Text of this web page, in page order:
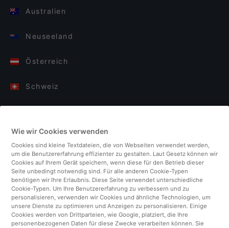
Australien
Neuseeland
Österreich
Schweiz
Italien
Finnland
Vereinigtes Königreich
Türkei
Wie wir Cookies verwenden
Cookies sind kleine Textdateien, die von Webseiten verwendet werden,
um die Benutzererfahrung effizienter zu gestalten. Laut Gesetz können wir
Cookies auf Ihrem Gerät speichern, wenn diese für den Betrieb dieser
Seite unbedingt notwendig sind. Für alle anderen Cookie-Typen
benötigen wir Ihre Erlaubnis. Diese Seite verwendet unterschiedliche
Cookie-Typen. Um Ihre Benutzererfahrung zu verbessern und zu
personalisieren, verwenden wir Cookies und ähnliche Technologien, um
unsere Dienste zu optimieren und Anzeigen zu personalisieren. Einige
Cookies werden von Drittparteien, wie Google, platziert, die Ihre
personenbezogenen Daten für diese Zwecke verarbeiten können. Sie